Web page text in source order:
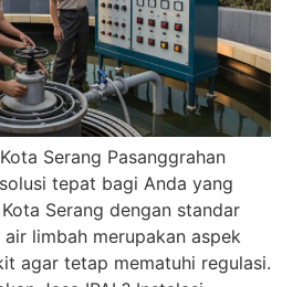
Serang Pasanggrahan
tepat bagi Anda yang
Serang dengan standar
limbah merupakan aspek
agar tetap mematuhi regulasi.